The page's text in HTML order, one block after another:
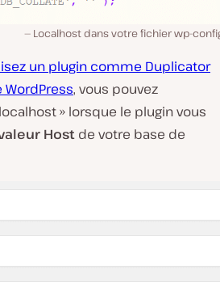
Localhost dans votre fichier wp-
un plugin comme Duplicator
, vous pouvez
» lorsque le plugin vous
Host de votre base de